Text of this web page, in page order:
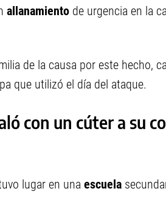
allanamiento de urgencia en la
de la causa por este hecho,
que utilizó el día del ataque.
con un cúter a su
lugar en una escuela